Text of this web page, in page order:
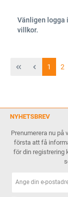
Vänligen logga
villkor.
1 2
NYHETSBREV
Prenumerera nu på
första att få
för din registrering